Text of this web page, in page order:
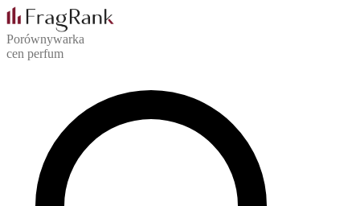
Porównywarka
cen perfum